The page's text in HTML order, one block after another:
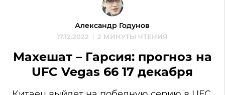
Александр Годунов
17.12.2022 2 МИНУТЫ ЧТЕНИЯ
Махешат – Гарсия: прогноз на
UFC Vegas 66 17 декабря